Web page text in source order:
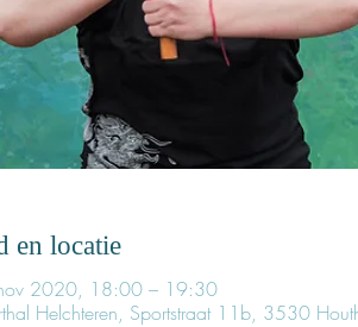
en locatie
2020, 18:00 – 19:30
Helchteren, Sportstraat 11b, 3530